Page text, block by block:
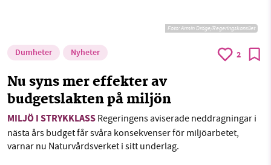
Foto:Armin Dröge/Regeringskansliet
Dumheter Nyheter 2
Nu syns mer effekter av
budgetslakten på miljön
MILJÖ I STRYKKLASS Regeringens aviserade neddragningar i
nästa års budget får svåra konsekvenser för miljöarbetet,
varnar nu Naturvårdsverket i sitt underlag.